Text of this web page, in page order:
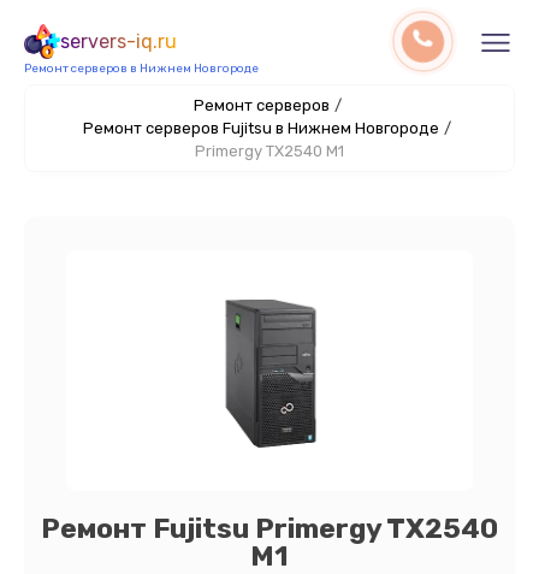
servers-iq.ru
Ремонт серверов в Нижнем Новгороде
Ремонт серверов /
Ремонт серверов Fujitsu в Нижнем Новгороде /
Primergy TX2540 M1
Ремонт Fujitsu Primergy TX2540
M1